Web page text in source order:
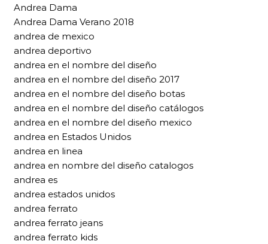
Andrea Dama
Andrea Dama Verano 2018
andrea de mexico
andrea deportivo
andrea en el nombre del diseño
andrea en el nombre del diseño 2017
andrea en el nombre del diseño botas
andrea en el nombre del diseño catálogos
andrea en el nombre del diseño mexico
andrea en Estados Unidos
andrea en linea
andrea en nombre del diseño catalogos
andrea es
andrea estados unidos
andrea ferrato
andrea ferrato jeans
andrea ferrato kids